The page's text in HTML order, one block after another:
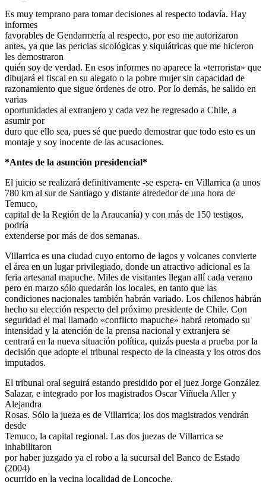
Es muy temprano para tomar decisiones al respecto todavía. Hay
informes
favorables de Gendarmería al respecto, por eso me autorizaron
antes, ya que las pericias sicológicas y siquiátricas que me hicieron
les demostraron
quién soy de verdad. En esos informes no aparece la «terrorista» que
dibujará el fiscal en su alegato o la pobre mujer sin capacidad de
razonamiento que sigue órdenes de otro. Por lo demás, he salido en
varias
oportunidades al extranjero y cada vez he regresado a Chile, a
asumir por
duro que ello sea, pues sé que puedo demostrar que todo esto es un
montaje y soy inocente de las acusaciones.
*Antes de la asunción presidencial*
El juicio se realizará definitivamente -se espera- en Villarrica (a unos
780 km al sur de Santiago y distante alrededor de una hora de
Temuco,
capital de la Región de la Araucanía) y con más de 150 testigos,
podría
extenderse por más de dos semanas.
Villarrica es una ciudad cuyo entorno de lagos y volcanes convierte
el área en un lugar privilegiado, donde un atractivo adicional es la
feria artesanal mapuche. Miles de visitantes llegan allí cada verano
pero en marzo sólo quedarán los locales, en tanto que las
condiciones nacionales también habrán variado. Los chilenos habrán
hecho su elección respecto del próximo presidente de Chile. Con
seguridad el mal llamado «conflicto mapuche» habrá retomado su
intensidad y la atención de la prensa nacional y extranjera se
centrará en la nueva situación política, quizás puesta a prueba por la
decisión que adopte el tribunal respecto de la cineasta y los otros dos
imputados.
El tribunal oral seguirá estando presidido por el juez Jorge González
Salazar, e integrado por los magistrados Oscar Viñuela Aller y
Alejandra
Rosas. Sólo la jueza es de Villarrica; los dos magistrados vendrán
desde
Temuco, la capital regional. Las dos juezas de Villarrica se
inhabilitaron
por haber juzgado ya el robo a la sucursal del Banco de Estado
(2004)
ocurrido en la vecina localidad de Loncoche.